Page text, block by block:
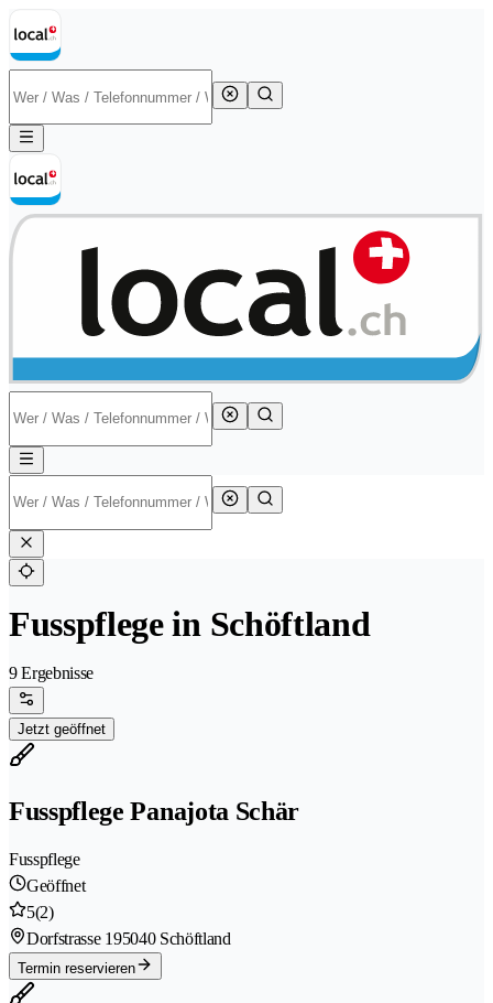
Fusspflege in Schöftland
9 Ergebnisse
Jetzt geöffnet
Fusspflege Panajota Schär
Fusspflege
Geöffnet
5(2)
Dorfstrasse 195040 Schöftland
Termin reservieren